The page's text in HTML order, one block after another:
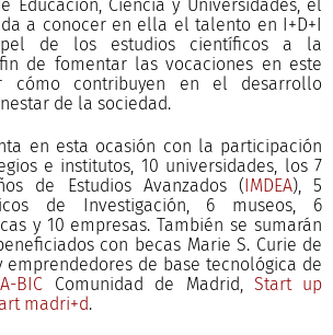
Educación, Ciencia y Universidades, el
a conocer en ella el talento en I+D+I
de los estudios científicos a la
de fomentar las vocaciones en este
cómo contribuyen en el desarrollo
de la sociedad.
en esta ocasión con la participación
e institutos, 10 universidades, los 7
de Estudios Avanzados (IMDEA), 5
de Investigación, 6 museos, 6
y 10 empresas. También se sumarán
con becas Marie S. Curie de
emprendedores de base tecnológica de
BIC Comunidad de Madrid, Start up
madri+d.